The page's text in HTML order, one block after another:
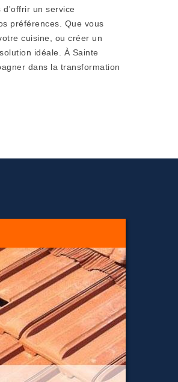
d'offrir un service
préférences. Que vous
cuisine, ou créer un
idéale. À Sainte
dans la transformation